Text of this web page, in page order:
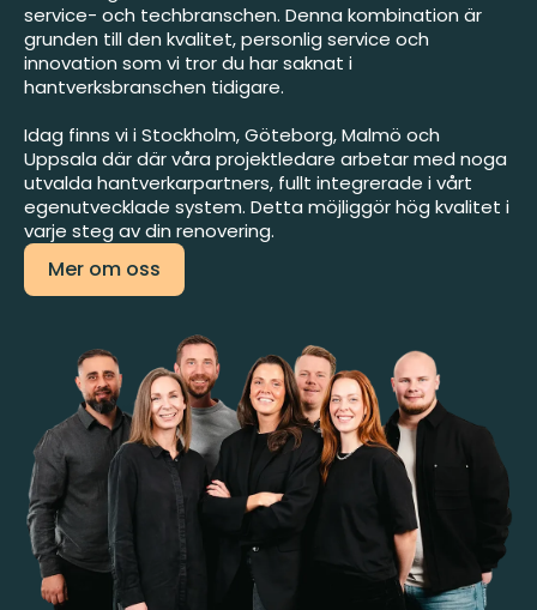
service- och techbranschen. Denna kombination är
grunden till den kvalitet, personlig service och
innovation som vi tror du har saknat i
hantverksbranschen tidigare.
Idag finns vi iStockholm,Göteborg,Malmö och
Uppsala därdär våra projektledare arbetar med noga
utvalda hantverkarpartners, fullt integrerade i vårt
egenutvecklade system. Detta möjliggör hög kvalitet i
varje steg av din renovering.
Mer om oss